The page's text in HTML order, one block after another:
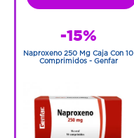
-15%
Naproxeno 250 Mg Caja Con 10
Comprimidos - Genfar